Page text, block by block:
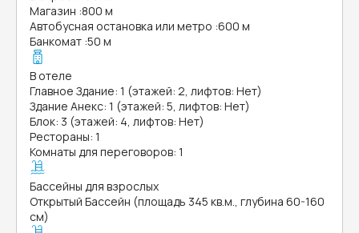
Магазин :800 м
Автобусная остановка или метро :600 м
Банкомат :50 м
В отеле
Главное Здание: 1 (этажей: 2, лифтов: Нет)
Здание Анекс: 1 (этажей: 5, лифтов: Нет)
Блок: 3 (этажей: 4, лифтов: Нет)
Рестораны: 1
Комнаты для переговоров: 1
Бассейны для взрослых
Открытый Бассейн (площадь 345 кв.м., глубина 60-160
см)